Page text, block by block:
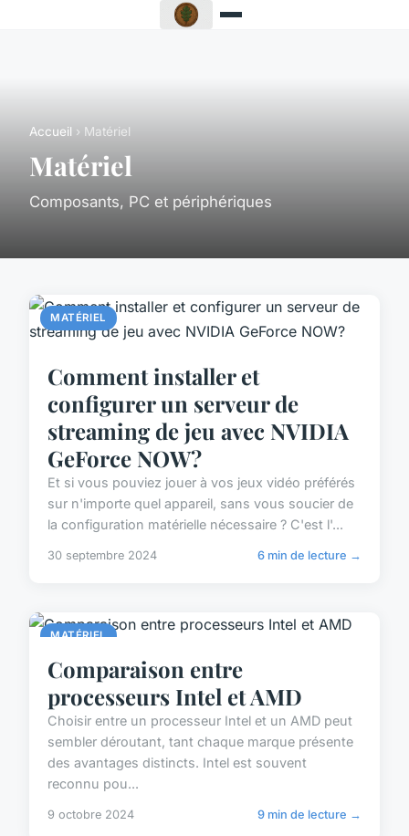
Accueil › Matériel
Matériel
Composants, PC et périphériques
MATÉRIEL
Comment installer et
configurer un serveur de
streaming de jeu avec NVIDIA
GeForce NOW?
Et si vous pouviez jouer à vos jeux vidéo préférés
sur n'importe quel appareil, sans vous soucier de
la configuration matérielle nécessaire ? C'est l'...
30 septembre 2024 6 min de lecture →
MATÉRIEL
Comparaison entre
processeurs Intel et AMD
Choisir entre un processeur Intel et un AMD peut
sembler déroutant, tant chaque marque présente
des avantages distincts. Intel est souvent
reconnu pou...
9 octobre 2024 9 min de lecture →